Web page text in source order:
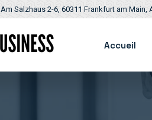
Am Salzhaus 2-6, 60311 Frankfurt am Main,
Accueil